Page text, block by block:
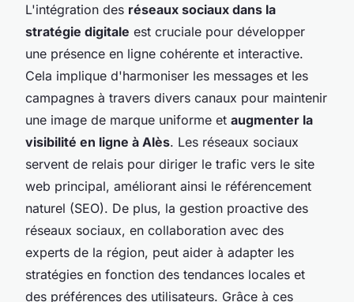
L'intégration des réseaux sociaux dans la
stratégie digitale est cruciale pour développer
une présence en ligne cohérente et interactive.
Cela implique d'harmoniser les messages et les
campagnes à travers divers canaux pour maintenir
une image de marque uniforme et augmenter la
visibilité en ligne à Alès. Les réseaux sociaux
servent de relais pour diriger le trafic vers le site
web principal, améliorant ainsi le référencement
naturel (SEO). De plus, la gestion proactive des
réseaux sociaux, en collaboration avec des
experts de la région, peut aider à adapter les
stratégies en fonction des tendances locales et
des préférences des utilisateurs. Grâce à ces